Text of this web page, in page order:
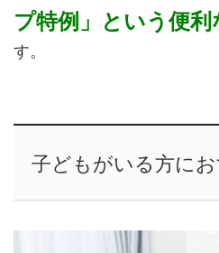
プ特例」という便利
す。
子どもがいる方に